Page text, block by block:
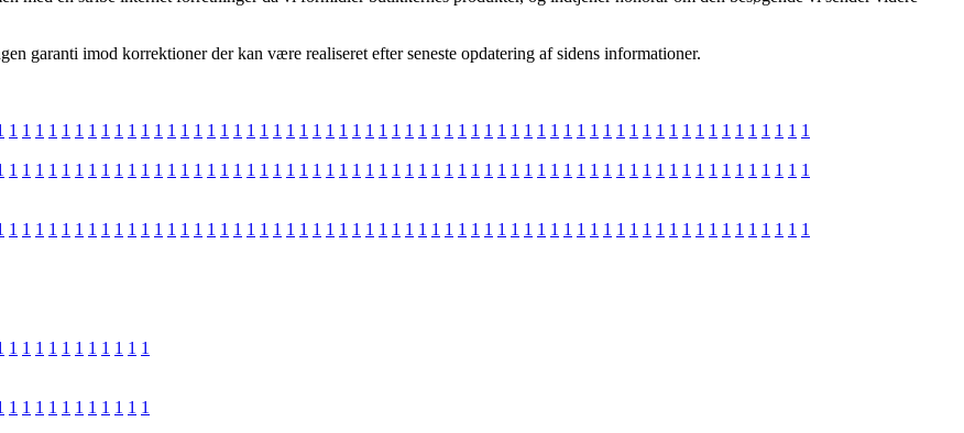
garanti imod korrektioner der kan være realiseret efter seneste opdatering af sidens informationer.
1 1 1 1 1 1 1 1 1 1 1 1 1 1 1 1 1 1 1 1 1 1 1 1 1 1 1 1 1 1 1 1 1 1 1 1 1 1 1 1 1 1 1 1 1 1 1 1 1 1 1 1 1 1 1 1 1 1 1 1 1
1 1 1 1 1 1 1 1 1 1 1 1 1 1 1 1 1 1 1 1 1 1 1 1 1 1 1 1 1 1 1 1 1 1 1 1 1 1 1 1 1 1 1 1 1 1 1 1 1 1 1 1 1 1 1 1 1 1 1 1 1
1 1 1 1 1 1 1 1 1 1 1 1 1 1 1 1 1 1 1 1 1 1 1 1 1 1 1 1 1 1 1 1 1 1 1 1 1 1 1 1 1 1 1 1 1 1 1 1 1 1 1 1 1 1 1 1 1 1 1 1 1
1 1 1 1 1 1 1 1 1 1 1
1 1 1 1 1 1 1 1 1 1 1